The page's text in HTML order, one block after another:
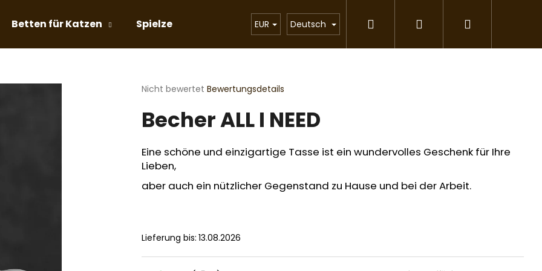
Betten für Katzen Spielzeug für Katzen Katzenstreu Geschenkartikel
EUR Deutsch Suchen
Die
Produktbewertung
ist
von
5
Sternen.
Nicht bewertet Bewertungsdetails
Becher ALL I NEED
Eine schöne und einzigartige Tasse ist ein wundervolles Geschenk für Ihre
Lieben,
aber auch ein nützlicher Gegenstand zu Hause und bei der Arbeit.
Lieferung bis: 13.08.2026
SUCHEN